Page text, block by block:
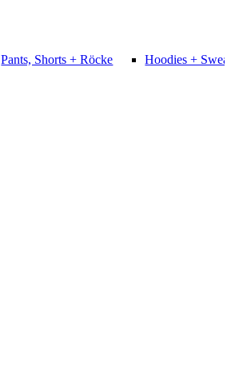
Pants, Shorts + Röcke Hoodies +